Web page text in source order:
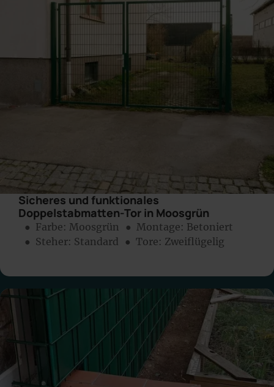
Sicheres und funktionales
Doppelstabmatten-Tor in Moosgrün
● Farbe: Moosgrün ● Montage: Betoniert
● Steher: Standard
● Tore: Zweiflügelig